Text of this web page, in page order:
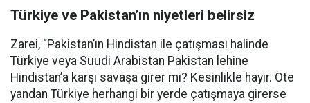
Türkiye ve Pakistan’ın niyetleri belirsiz
Zarei, “Pakistan’ın Hindistan ile çatışması halinde
Türkiye veya Suudi Arabistan Pakistan lehine
Hindistan’a karşı savaşa girer mi? Kesinlikle hayır. Öte
yandan Türkiye herhangi bir yerde çatışmaya girerse